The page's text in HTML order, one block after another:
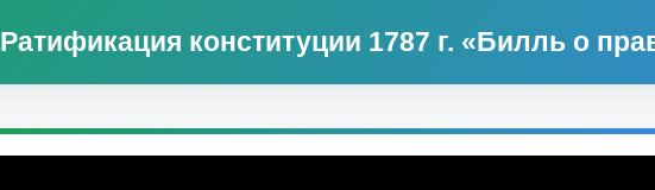
Ратификация конституции 1787 г. «Билль о